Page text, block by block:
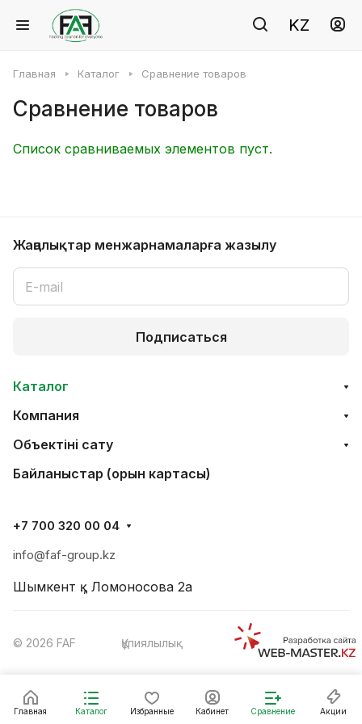
KZ
Главная Каталог Сравнение товаров
Сравнение товаров
Список сравниваемых элементов пуст.
Главная Каталог Избранные Кабинет Сравнение Акции
Жаңалықтар менжарнамаларға жазылу
Подписаться
Каталог
Компания
Объектінi сату
Байланыстар (орын картасы)
+7 700 320 00 04
info@faf-group.kz
Шымкент қ., Ломоносова 2а
© 2026 FAF Құпиялылық